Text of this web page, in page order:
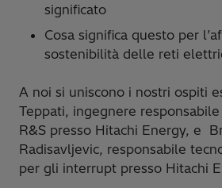
significato
Cosa significa questo per
sostenibilità delle reti
A noi si uniscono i nostri ospiti
Teppati, ingegnere
R&S presso Hitachi Energy, e
Radisavljevic, responsabile
per gli interrupt presso Hitachi